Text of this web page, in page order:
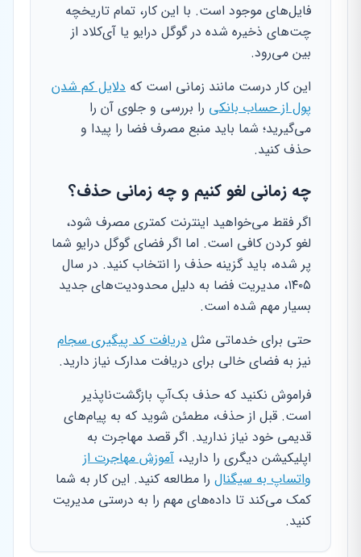
فایل‌های موجود است. با این کار، تمام تاریخچه
چت‌های ذخیره شده در گوگل درایو یا آی‌کلاد از
بین می‌رود.
این کار درست مانند زمانی است که دلایل کم شدن
پول از حساب بانکی را بررسی و جلوی آن را
می‌گیرید؛ شما باید منبع مصرف فضا را پیدا و
حذف کنید.
چه زمانی لغو کنیم و چه زمانی حذف؟
اگر فقط می‌خواهید اینترنت کمتری مصرف شود،
لغو کردن کافی است. اما اگر فضای گوگل درایو شما
پر شده، باید گزینه حذف را انتخاب کنید. در سال
۱۴۰۵، مدیریت فضا به دلیل محدودیت‌های جدید
بسیار مهم شده است.
حتی برای خدماتی مثل دریافت کد پیگیری سجام
نیز به فضای خالی برای دریافت مدارک نیاز دارید.
فراموش نکنید که حذف بک‌آپ بازگشت‌ناپذیر
است. قبل از حذف، مطمئن شوید که به پیام‌های
قدیمی خود نیاز ندارید. اگر قصد مهاجرت به
اپلیکیشن دیگری را دارید، آموزش مهاجرت از
واتساپ به سیگنال را مطالعه کنید. این کار به شما
کمک می‌کند تا داده‌های مهم را به درستی مدیریت
کنید.